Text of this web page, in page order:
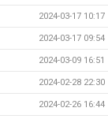
2024-03-17 10:17
2024-03-17 09:54
2024-03-09 16:51
2024-02-28 22:30
2024-02-26 16:44